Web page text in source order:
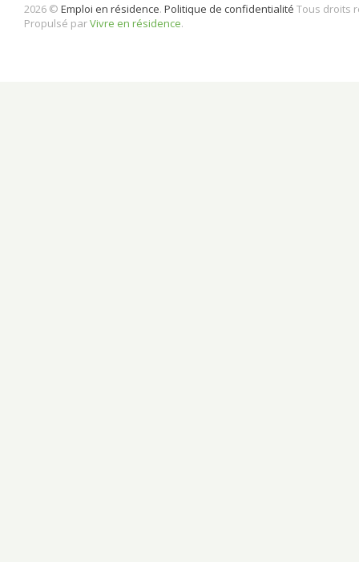
2026 © Emploi en résidence. Politique de confidentialité Tous droits
Propulsé parVivre en résidence.